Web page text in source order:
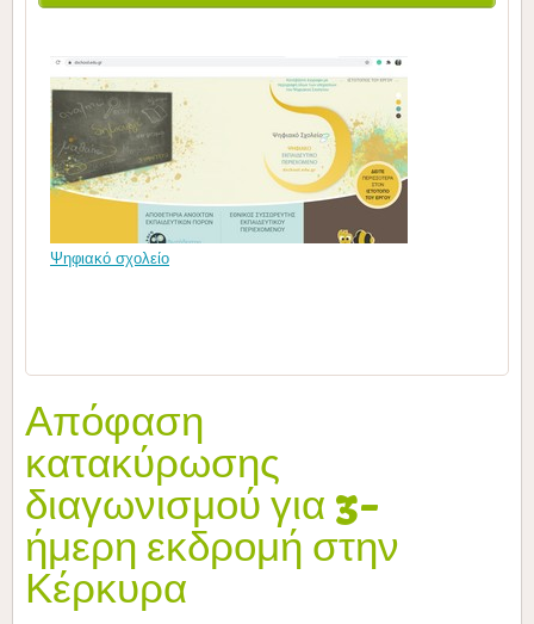
Ψηφιακό σχολείο
Απόφαση
κατακύρωσης
διαγωνισμού για 3-
ήμερη εκδρομή στην
Κέρκυρα